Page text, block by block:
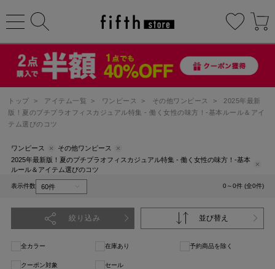
トップ > アイテム一覧 > ワンピース > その他ワンピース >
2025年最新
版！夏のプチプラオフィスカジュアル特集 - 働く女性の味方！-基本ルール＆アイ
テム選びのコツ
ワンピース
その他ワンピース
2025年最新版！夏のプチプラオフィスカジュアル特集 - 働く女性の味方！-基本
ルール＆アイテム選びのコツ
表示件数 0～0件 (全0件)
絞り込み 並び替え
全カラー 在庫あり 予約商品を除く
クーポン対象 セール